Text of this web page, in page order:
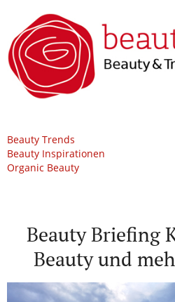
Beauty Trends
Beauty Inspirationen
Organic Beauty
Beauty Briefing
Beauty und